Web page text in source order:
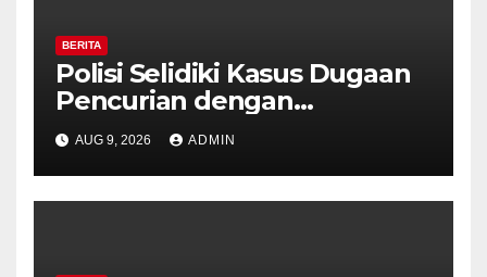
BERITA
Polisi Selidiki Kasus Dugaan
Pencurian dengan
Kekerasan di Counter HP
Royal Phone Ambarawa.
AUG 9, 2026 ADMIN